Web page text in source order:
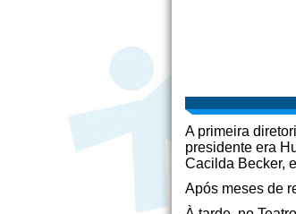
A primeira
presidente era
Cacilda Becker,
Após meses de